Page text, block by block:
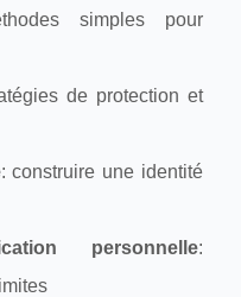
simples pour
de protection et
: construire une identité
personnelle: